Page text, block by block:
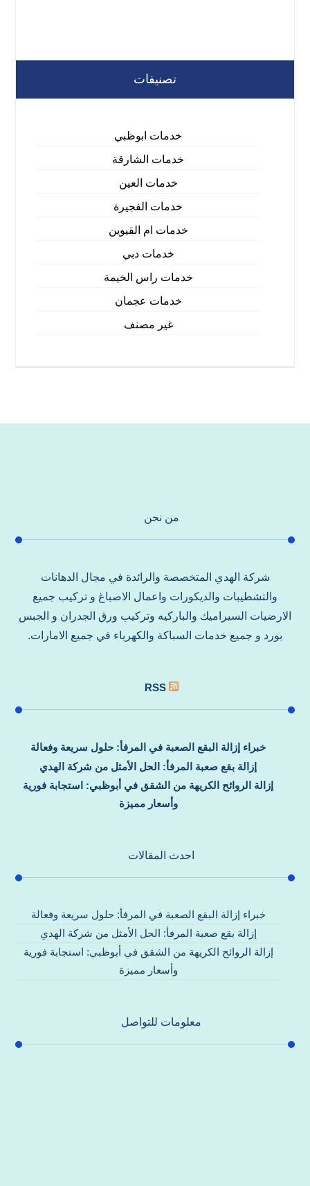
تصنيفات
خدمات ابوظبي
خدمات الشارقة
خدمات العين
خدمات الفجيرة
خدمات ام القيوين
خدمات دبي
خدمات راس الخيمة
خدمات عجمان
غير مصنف
من نحن
شركة الهدي المتخصصة والرائدة في مجال الدهانات
والتشطيبات والديكورات واعمال الاصباغ و تركيب جميع
الارضيات السيراميك والباركيه وتركيب ورق الجدران و الجبس
بورد و جميع خدمات السباكة والكهرباء في جميع الامارات.
RSS
خبراء إزالة البقع الصعبة في المرفأ: حلول سريعة وفعالة
إزالة بقع صعبة المرفأ: الحل الأمثل من شركة الهدي
إزالة الروائح الكريهة من الشقق في أبوظبي: استجابة فورية
وأسعار مميزة
احدث المقالات
خبراء إزالة البقع الصعبة في المرفأ: حلول سريعة وفعالة
إزالة بقع صعبة المرفأ: الحل الأمثل من شركة الهدي
إزالة الروائح الكريهة من الشقق في أبوظبي: استجابة فورية
وأسعار مميزة
معلومات للتواصل